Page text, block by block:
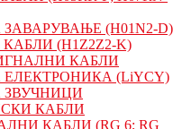
(H01N2-D)
(H1Z2Z2-K)
КАБЛИ
ЕЛЕКТРОНИКА (LiYCY)
ЗВУЧНИЦИ
КАБЛИ
КАБЛИ (RG 6; RG